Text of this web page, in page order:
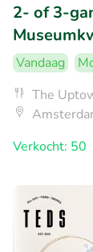
2- of 3-
Vandaag
The
Verkocht: 50